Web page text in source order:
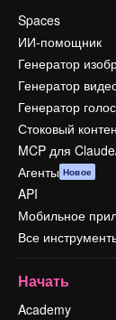
Spaces
ИИ-помощник
Генератор
Генератор
Генератор
Стоковый
MCP для
Агенты Новое
API
Мобильное
Все
Начать
Academy